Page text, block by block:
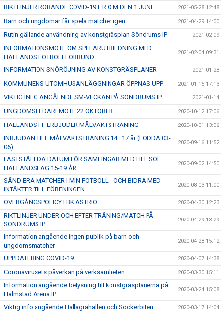
RIKTLINJER RÖRANDE COVID-19 F.R.O.M DEN 1 JUNI 2021-05-28 12:48
Barn och ungdomar får spela matcher igen 2021-04-29 14:00
Rutin gällande användning av konstgräsplan Söndrums IP 2021-02-09
INFORMATIONSMÖTE OM SPELARUTBILDNING MED
HALLANDS FOTBOLLFÖRBUND
2021-02-04 09:31
INFORMATION SNÖRÖJNING AV KONSTGRÄSPLANER 2021-01-28
KOMMUNENS UTOMHUSANLÄGGNINGAR ÖPPNAS UPP 2021-01-15 17:13
VIKTIG INFO ANGÅENDE SM-VECKAN PÅ SÖNDRUMS IP 2021-01-14
UNGDOMSLEDAREMÖTE 22 OKTOBER 2020-10-12 17:06
HALLANDS FF ERBJUDER MÅLVAKTSTRÄNING 2020-10-01 13:06
INBJUDAN TILL MÅLVAKTSTRÄNING 14–17 år (FÖDDA 03-
06)
2020-09-16 11:52
FASTSTÄLLDA DATUM FÖR SAMLINGAR MED HFF SOL
HALLANDSLAG 15-19 ÅR
2020-09-02 14:50
SÄND ERA MATCHER I MIN FOTBOLL - OCH BIDRA MED
INTÄKTER TILL FÖRENINGEN
2020-08-03 11:00
ÖVERGÅNGSPOLICY I BK ASTRIO 2020-04-30 12:23
RIKTLINJER UNDER OCH EFTER TRÄNING/MATCH PÅ
SÖNDRUMS IP
2020-04-29 13:29
Information angående ingen publik på barn och
ungdomsmatcher
2020-04-28 15:12
UPPDATERING COVID-19 2020-04-07 14:38
Coronavirusets påverkan på verksamheten 2020-03-30 15:11
Information angående belysning till konstgräsplanerna på
Halmstad Arena IP
2020-03-24 15:08
Viktig info angående Hallägrahallen och Sockerbiten 2020-03-17 14:04